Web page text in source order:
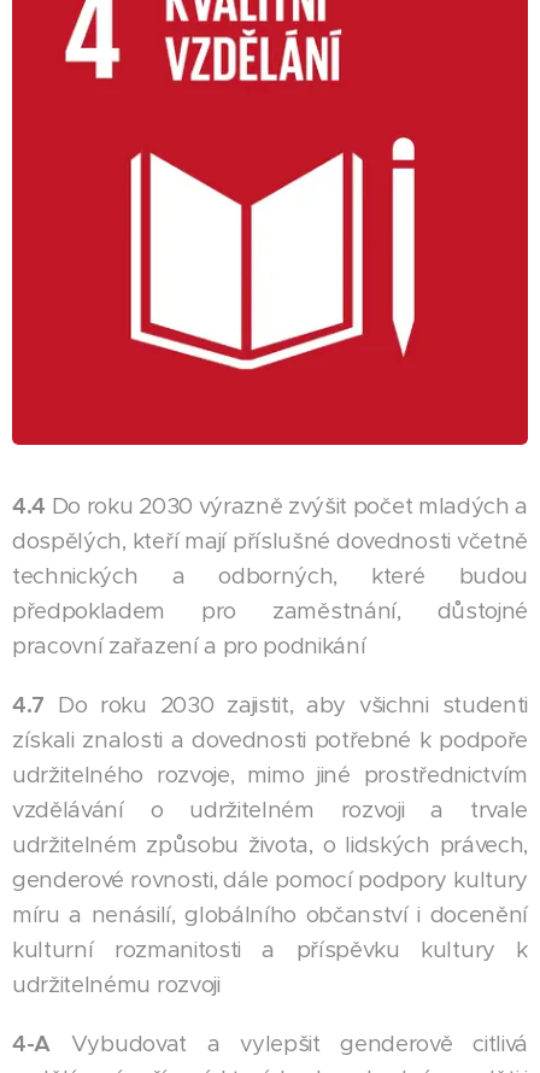
4.4 Do roku 2030 výrazně zvýšit počet mladých a
dospělých, kteří mají příslušné dovednosti včetně
technických a odborných, které budou
předpokladem pro zaměstnání, důstojné
pracovní zařazení a pro podnikání
4.7 Do roku 2030 zajistit, aby všichni studenti
získali znalosti a dovednosti potřebné k podpoře
udržitelného rozvoje, mimo jiné prostřednictvím
vzdělávání o udržitelném rozvoji a trvale
udržitelném způsobu života, o lidských právech,
genderové rovnosti, dále pomocí podpory kultury
míru a nenásilí, globálního občanství i docenění
kulturní rozmanitosti a příspěvku kultury k
udržitelnému rozvoji
4-A Vybudovat a vylepšit genderově citlivá